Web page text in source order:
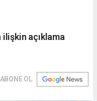
ilişkin açıklama
ABONE OL